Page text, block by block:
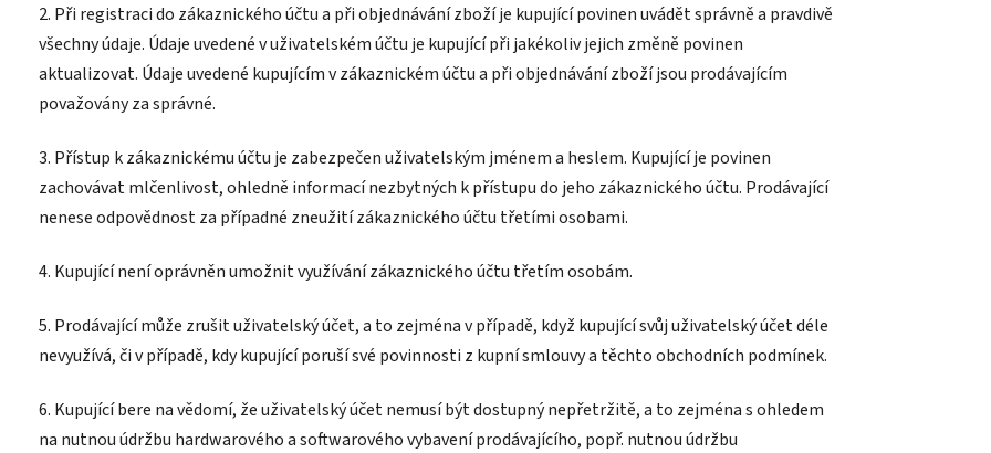
2. Při registraci do zákaznického účtu a při objednávání zboží je kupující povinen uvádět správně a pravdivě
všechny údaje. Údaje uvedené v uživatelském účtu je kupující při jakékoliv jejich změně povinen
aktualizovat. Údaje uvedené kupujícím v zákaznickém účtu a při objednávání zboží jsou prodávajícím
považovány za správné.
3. Přístup k zákaznickému účtu je zabezpečen uživatelským jménem a heslem. Kupující je povinen
zachovávat mlčenlivost, ohledně informací nezbytných k přístupu do jeho zákaznického účtu. Prodávající
nenese odpovědnost za případné zneužití zákaznického účtu třetími osobami.
4. Kupující není oprávněn umožnit využívání zákaznického účtu třetím osobám.
5. Prodávající může zrušit uživatelský účet, a to zejména v případě, když kupující svůj uživatelský účet déle
nevyužívá, či v případě, kdy kupující poruší své povinnosti z kupní smlouvy a těchto obchodních podmínek.
6. Kupující bere na vědomí, že uživatelský účet nemusí být dostupný nepřetržitě, a to zejména s ohledem
na nutnou údržbu hardwarového a softwarového vybavení prodávajícího, popř. nutnou údržbu